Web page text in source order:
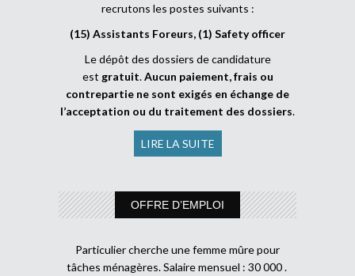
recrutons les postes suivants :
(15) Assistants Foreurs, (1) Safety officer
Le dépôt des dossiers de candidature
est gratuit.Aucun paiement, frais ou
contrepartie ne sont exigés en échange de
l’acceptation ou du traitement des dossiers.
LIRE LA SUITE
OFFRE D’EMPLOI
Particulier cherche une femme mûre pour
tâches ménagères. Salaire mensuel : 30 000 .